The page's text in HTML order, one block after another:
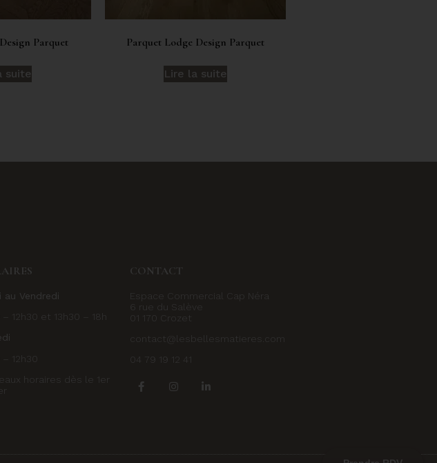
Parquet
suite
Parquet Lodge Design Parquet
Lire la suite
au Vendredi
– 12h30 et 13h30 – 18h
– 12h30
horaires dès le 1er
CONTACT
Espace Commercial Cap Néra
6 rue du Salève
01 170 Crozet
contact@lesbellesmatieres.com
04 79 19 12 41